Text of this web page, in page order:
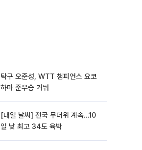
탁구 오준성, WTT 챔피언스 요코
하마 준우승 거둬
[내일 날씨] 전국 무더위 계속…10
일 낮 최고 34도 육박